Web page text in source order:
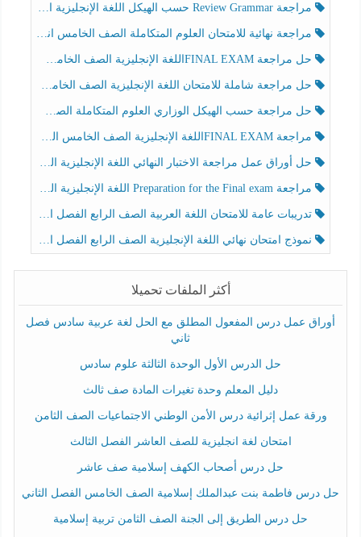
مراجعة Review Grammar حسب الهيكل اللغة الإنجليزية الصف الخامس الفصل الثالث
مراجعة نهائية للامتحان العلوم المتكاملة الصف الخامس انسبير الفصل الثالث
حل مراجعة FINAL EXAMاللغة الإنجليزية الصف الخامس الفصل الثالث
حل مراجعة شاملة للامتحان اللغة الإنجليزية الصف الخامس الفصل الثالث
حل مراجعة حسب الهيكل الوزاري العلوم المتكاملة الصف الخامس عام الفصل الثالث
مراجعة FINAL EXAMاللغة الإنجليزية الصف الخامس الفصل الثالث
حل أوراق عمل مراجعة الاختبار النهائي اللغة الإنجليزية الصف الرابع الفصل الثالث
مراجعة Preparation for the Final exam اللغة الإنجليزية الصف الرابع الفصل الثالث
تدريبات عامة للامتحان اللغة العربية الصف الرابع الفصل الثالث
نموذج امتحان نهائي اللغة الإنجليزية الصف الرابع الفصل الثالث
أكثر الملفات تحميلا
أوراق عمل درس المفعول المطلق مع الحل لغة عربية سادس فصل
ثاني
حل الدرس الأول الوحدة الثالثة علوم سادس
دليل المعلم وحدة تغيرات المادة صف ثالث
ورقة عمل إثرائية درس الأمن الوطني الاجتماعيات الصف الثامن
امتحان لغة انجليزية للصف العاشر الفصل الثالث
حل درس أصحاب الكهف إسلامية صف عاشر
حل درس فاطمة بنت عبدالملك إسلامية الصف الخامس الفصل الثاني
حل درس الطريق إلى الجنة الصف الثامن تربية إسلامية